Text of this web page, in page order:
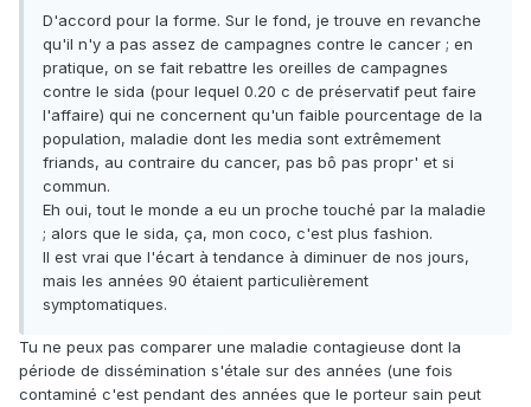
D'accord pour la forme. Sur le fond, je trouve en revanche
qu'il n'y a pas assez de campagnes contre le cancer ; en
pratique, on se fait rebattre les oreilles de campagnes
contre le sida (pour lequel 0.20 c de préservatif peut faire
l'affaire) qui ne concernent qu'un faible pourcentage de la
population, maladie dont les media sont extrêmement
friands, au contraire du cancer, pas bô pas propr' et si
commun.
Eh oui, tout le monde a eu un proche touché par la maladie
; alors que le sida, ça, mon coco, c'est plus fashion.
Il est vrai que l'écart à tendance à diminuer de nos jours,
mais les années 90 étaient particulièrement
symptomatiques.
Tu ne peux pas comparer une maladie contagieuse dont la
période de dissémination s'étale sur des années (une fois
contaminé c'est pendant des années que le porteur sain peut